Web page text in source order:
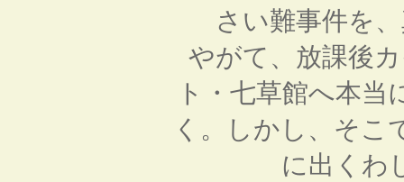
さい難事件を
やがて、放課後
ト・七草館へ本
く。しかし、そこ
に出く